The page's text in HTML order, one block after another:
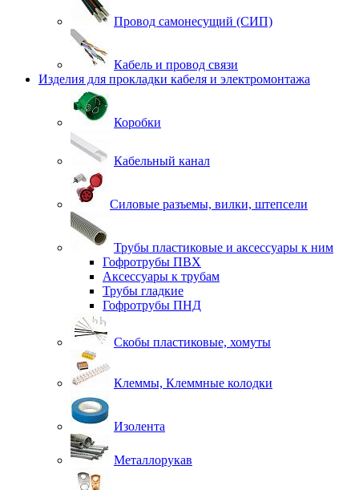
Провод самонесущий (СИП)
Кабель и провод связи
Изделия для прокладки кабеля и электромонтажа
Коробки
Кабельный канал
Силовые разъемы, вилки, штепсели
Трубы пластиковые и аксессуары к ним
Гофротрубы ПВХ
Аксессуары к трубам
Трубы гладкие
Гофротрубы ПНД
Скобы пластиковые, хомуты
Клеммы, Клеммные колодки
Изолента
Металлорукав